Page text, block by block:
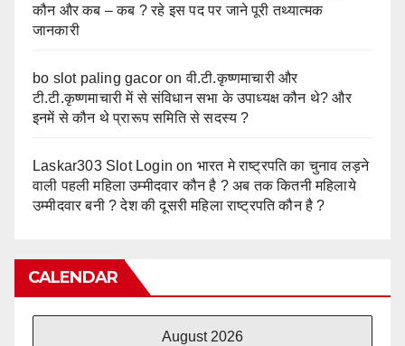
कौन और कब – कब ? रहे इस पद पर जाने पूरी तथ्यात्मक
जानकारी
bo slot paling gacor onवी.टी.कृष्णमाचारी और
टी.टी.कृष्णमाचारी में से संविधान सभा के उपाध्यक्ष कौन थे? और
इनमें से कौन थे प्रारूप समिति से सदस्य ?
Laskar303 Slot Login on भारत मे राष्ट्रपति का चुनाव लड़ने
वाली पहली महिला उम्मीदवार कौन है ? अब तक कितनी महिलाये
उम्मीदवार बनी ? देश की दूसरी महिला राष्ट्रपति कौन है ?
CALENDAR
August 2026